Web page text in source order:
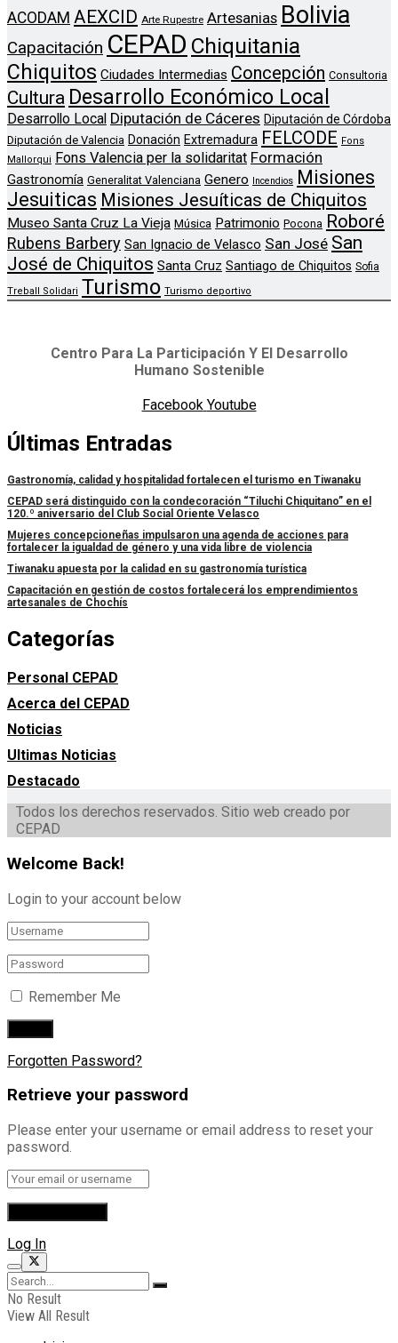
ACODAM AEXCID Arte Rupestre Artesanias Bolivia
Capacitación CEPAD Chiquitania
Chiquitos Ciudades Intermedias Concepción Consultoria
Cultura Desarrollo Económico Local
Desarrollo Local Diputación de Cáceres Diputación de Córdoba
Diputación de Valencia Donación Extremadura FELCODE Fons
Mallorqui
Fons Valencia per la solidaritat Formación
Gastronomía Generalitat Valenciana Genero Incendios
Misiones
Jesuiticas Misiones Jesuíticas de Chiquitos
Museo Santa Cruz La Vieja Música Patrimonio Pocona Roboré
Rubens Barbery San Ignacio de Velasco San José San
José de Chiquitos Santa Cruz Santiago de Chiquitos Sofia
Treball Solidari Turismo Turismo deportivo
Centro Para La Participación Y El Desarrollo
Humano Sostenible
Facebook Youtube
Últimas Entradas
Gastronomía, calidad y hospitalidad fortalecen el turismo en Tiwanaku
CEPAD será distinguido con la condecoración “Tiluchi Chiquitano” en el
120.º aniversario del Club Social Oriente Velasco
Mujeres concepcioneñas impulsaron una agenda de acciones para
fortalecer la igualdad de género y una vida libre de violencia
Tiwanaku apuesta por la calidad en su gastronomía turística
Capacitación en gestión de costos fortalecerá los emprendimientos
artesanales de Chochís
Categorías
Personal CEPAD
Acerca del CEPAD
Noticias
Ultimas Noticias
Destacado
Todos los derechos reservados. Sitio web creado por
CEPAD
Welcome Back!
Login to your account below
Remember Me
Forgotten Password?
Retrieve your password
Please enter your username or email address to reset your
password.
Log In
No Result
View All Result